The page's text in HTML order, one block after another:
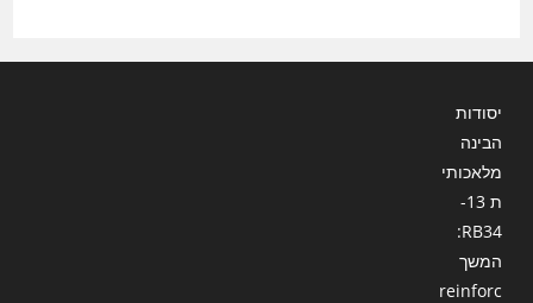
יסודות
הבינה
מלאכותי
ת 13-
RB34:
המשך
reinforc